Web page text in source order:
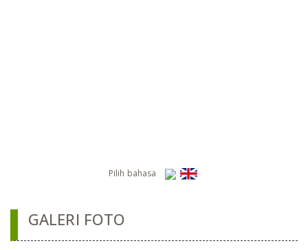
Pilih bahasa
GALERI FOTO